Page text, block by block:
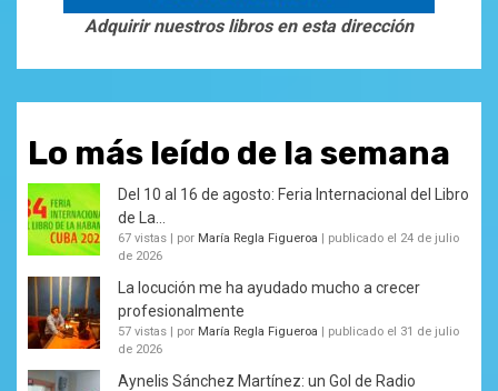
Adquirir nuestros libros en esta dirección
Lo más leído de la semana
Del 10 al 16 de agosto: Feria Internacional del Libro
de La...
67 vistas | por María Regla Figueroa | publicado el 24 de julio
de 2026
La locución me ha ayudado mucho a crecer
profesionalmente
57 vistas | por María Regla Figueroa | publicado el 31 de julio
de 2026
Aynelis Sánchez Martínez: un Gol de Radio